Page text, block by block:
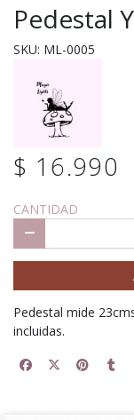
Pedestal
SKU: ML-0005
$ 16.990
CANTIDAD
Pedestal mide
incluidas.